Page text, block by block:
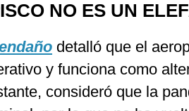
NO ES UN
detalló que el
y funciona como
consideró que la